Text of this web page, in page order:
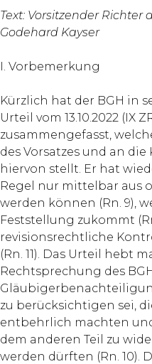
Text: Vorsitzender Richter
Godehard Kayser
I. Vorbemerkung
Kürzlich hat der BGH in
Urteil vom 13.10.2022 (IX
zusammengefasst,
des Vorsatzes und an
hiervon stellt. Er hat
Regel nur mittelbar aus
werden können (Rn. 9),
Feststellung zukommt
revisionsrechtliche
(Rn. 11). Das Urteil hebt
Rechtsprechung des
zu berücksichtigen sei,
entbehrlich machten
dem anderen Teil zu
werden dürften (Rn. 10).